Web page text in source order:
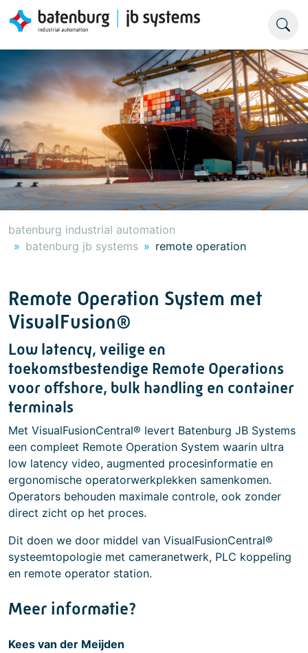
batenburg industrial automation
batenburg jb systems
remote operation
Remote Operation System met
VisualFusion®
Low latency, veilige en
toekomstbestendige Remote Operations
voor offshore, bulk handling en container
terminals
Met VisualFusionCentral® levert Batenburg JB Systems
een compleet Remote Operation System waarin ultra
low latency video, augmented procesinformatie en
ergonomische operatorwerkplekken samenkomen.
Operators behouden maximale controle, ook zonder
direct zicht op het proces.
Dit doen we door middel van VisualFusionCentral®
systeemtopologie met cameranetwerk, PLC koppeling
en remote operator station.
Meer informatie?
Kees van der Meijden